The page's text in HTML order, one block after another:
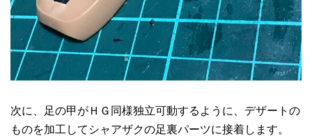
次に、足の甲がＨＧ同様独立可動するように、デザートの
ものを加工してシャアザクの足裏パーツに接着します。